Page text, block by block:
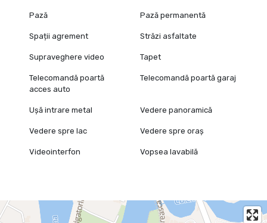
Pază Pază permanentă
Spații agrement Străzi asfaltate
Supraveghere video Tapet
Telecomandă poartă
acces auto
Telecomandă poartă garaj
Ușă intrare metal Vedere panoramică
Vedere spre lac Vedere spre oraș
Videointerfon Vopsea lavabilă